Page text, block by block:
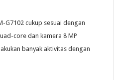
G7102 cukup sesuai dengan
core dan kamera 8 MP
banyak aktivitas dengan